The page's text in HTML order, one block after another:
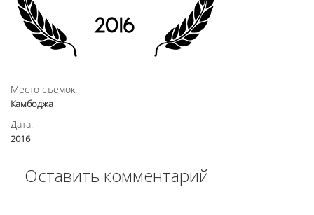
Место съемок:
Камбоджа
Дата:
2016
Оставить комментарий